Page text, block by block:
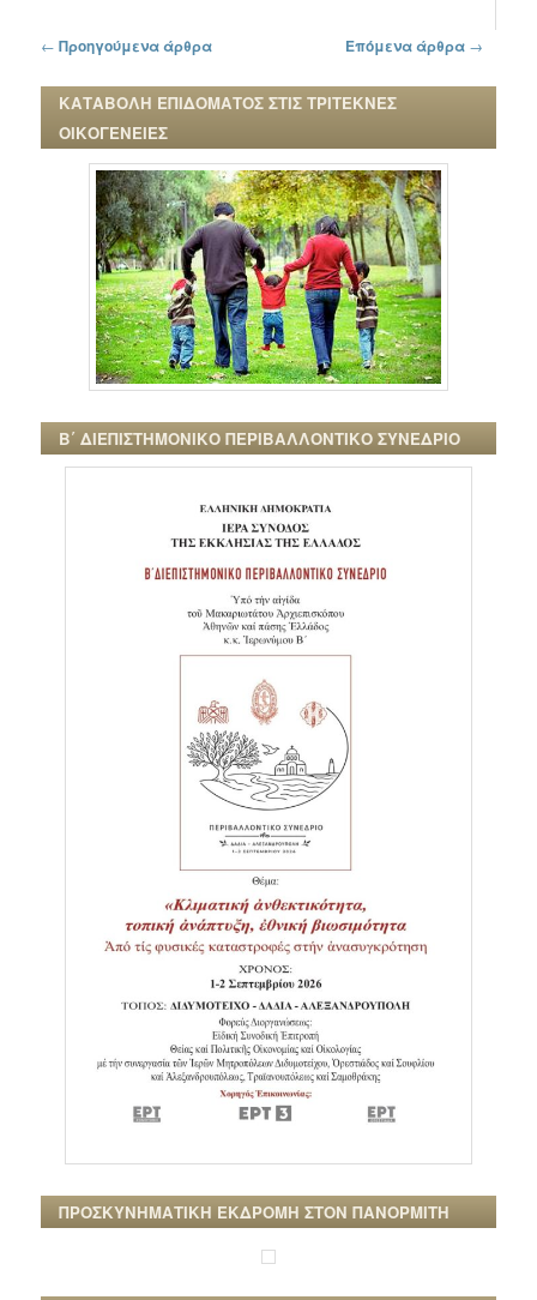
Πλοήγηση στα άρθρα
← Προηγούμενα άρθρα Επόμενα άρθρα →
ΚΑΤΑΒΟΛΗ ΕΠΙΔΟΜΑΤΟΣ ΣΤΙΣ ΤΡΙΤΕΚΝΕΣ
ΟΙΚΟΓΕΝΕΙΕΣ
Β΄ ΔΙΕΠΙΣΤΗΜΟΝΙΚΟ ΠΕΡΙΒΑΛΛΟΝΤΙΚΟ ΣΥΝΕΔΡΙΟ
ΠΡΟΣΚΥΝΗΜΑΤΙΚΗ ΕΚΔΡΟΜΗ ΣΤΟΝ ΠΑΝΟΡΜΙΤΗ